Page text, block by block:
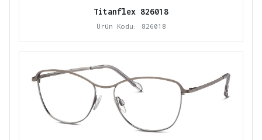
Titanflex 826018
Ürün Kodu: 826018